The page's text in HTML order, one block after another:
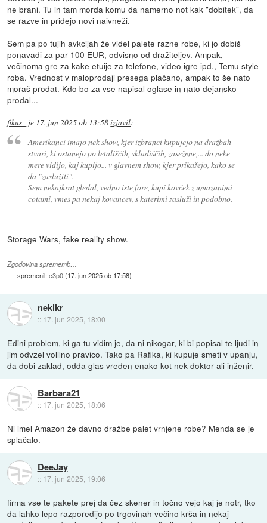
ne brani. Tu in tam morda komu da namerno not kak "dobitek", da
se razve in pridejo novi naivneži.
Sem pa po tujih avkcijah že videl palete razne robe, ki jo dobiš
ponavadi za par 100 EUR, odvisno od dražiteljev. Ampak,
večinoma gre za kake etuije za telefone, video igre ipd., Temu style
roba. Vrednost v maloprodaji presega plačano, ampak to še nato
moraš prodat. Kdo bo za vse napisal oglase in nato dejansko
prodal...
fikus_ je 17. jun 2025 ob 13:58izjavil:
Amerikanci imajo nek show, kjer izbranci kupujejo na dražbah
stvari, ki ostanejo po letališčih, skladiščih, zasežene,... do neke
mere vidijo, kaj kupijo... v glavnem show, kjer prikažejo, kako se
da "zaslužiti".
Sem nekajkrat gledal, vedno iste fore, kupi kovček z umazanimi
cotami, vmes pa nekaj kovancev, s katerimi zasluži in podobno.
Storage Wars, fake reality show.
Zgodovina sprememb…
spremenil:c3p0(17. jun 2025 ob 17:58)
nekikr
:: 17. jun 2025, 18:00
Edini problem, ki ga tu vidim je, da ni nikogar, ki bi popisal te ljudi in
jim odvzel volilno pravico. Tako pa Rafika, ki kupuje smeti v upanju,
da dobi zaklad, odda glas vreden enako kot nek doktor ali inženir.
Barbara21
:: 17. jun 2025, 18:06
Ni imel Amazon že davno dražbe palet vrnjene robe? Menda se je
splačalo.
DeeJay
:: 17. jun 2025, 19:06
firma vse te pakete prej da čez skener in točno vejo kaj je notr, tko
da lahko lepo razporedijo po trgovinah večino krša in nekaj